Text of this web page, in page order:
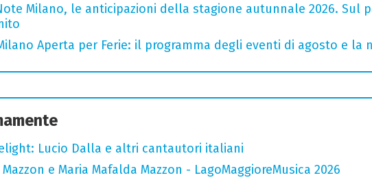
Milano, le anticipazioni della stagione autunnale 2026. Sul
Aperta per Ferie: il programma degli eventi di agosto e la
Lucio Dalla e altri cantautori italiani
e Maria Mafalda Mazzon - LagoMaggioreMusica 2026